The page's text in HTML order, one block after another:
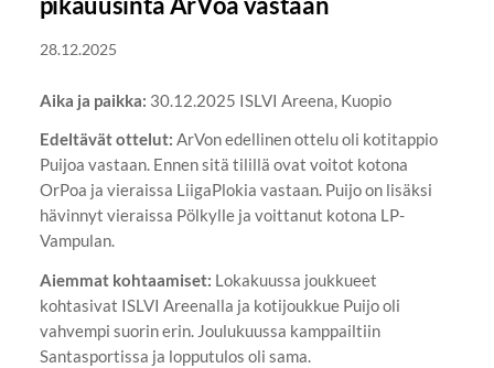
28.12.2025
Aika ja paikka: 30.12.2025 ISLVI Areena, Kuopio
Edeltävät ottelut: ArVon edellinen ottelu oli kotitappio
Puijoa vastaan. Ennen sitä tilillä ovat voitot kotona
OrPoa ja vieraissa LiigaPlokia vastaan. Puijo on lisäksi
hävinnyt vieraissa Pölkylle ja voittanut kotona LP-
Vampulan.
Aiemmat kohtaamiset: Lokakuussa joukkueet
kohtasivat ISLVI Areenalla ja kotijoukkue Puijo oli
vahvempi suorin erin. Joulukuussa kamppailtiin
Santasportissa ja lopputulos oli sama.